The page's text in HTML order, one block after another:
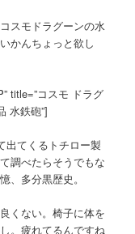
スモドラグーンの水
かんちょっと欲し
title=”コスモ ドラグ
水鉄砲”]
出てくるトチロー製
調べたらそうでもな
、多分黒歴史。
くない。椅子に体を
。疲れてるんですね